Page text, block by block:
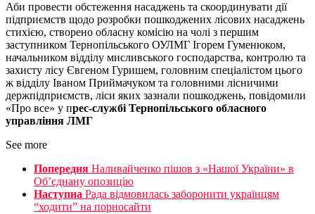
Аби провести обстеження насаджень та скоординувати дії
підприємств щодо розробки пошкоджених лісових насаджень
стихією, створено обласну комісію на чолі з першим
заступником Тернопільського ОУЛМГ Ігорем Гуменюком,
начальником відділу мисливського господарства, контролю та
захисту лісу Євгеном Гуришем, головним спеціалістом цього
ж відділу Іваном Приймачуком та головними лісничими
держпідприємств, ліси яких зазнали пошкоджень, повідомили
«Про все» у прес-службі Тернопільського обласного
управління ЛМГ
See more
Попередня Наливайченко пішов з «Нашої України» в
Об’єднану опозицію
Наступна Рада відмовилась заборонити українцям
“ходити” на порносайти